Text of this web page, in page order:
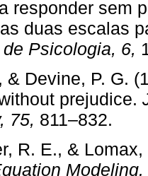
responder sem
duas escalas
Psicologia, 6,
& Devine, P. G.
prejudice.
75, 811–832.
R. E., &
Modeling.